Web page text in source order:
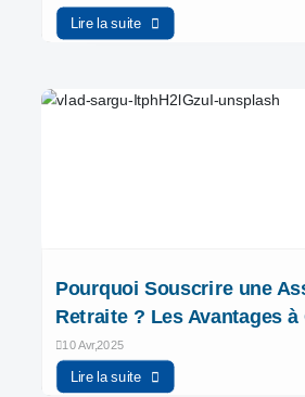
Lire la suite
Pourquoi Souscrire une
Retraite ? Les Avantages
10 Avr,2025
Lire la suite